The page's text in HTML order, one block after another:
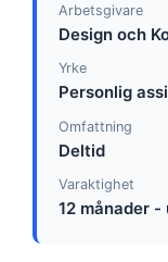
Arbetsgivare
Design och
Yrke
Personlig
Omfattning
Deltid
Varaktighet
12 månader